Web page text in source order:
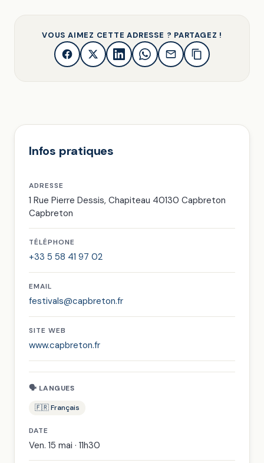
VOUS AIMEZ CETTE ADRESSE ? PARTAGEZ !
Infos pratiques
ADRESSE
1 Rue Pierre Dessis, Chapiteau 40130 Capbreton
Capbreton
TÉLÉPHONE
+33 5 58 41 97 02
EMAIL
festivals@capbreton.fr
SITE WEB
www.capbreton.fr
🗣 LANGUES
🇫🇷 Français
DATE
Ven. 15 mai · 11h30